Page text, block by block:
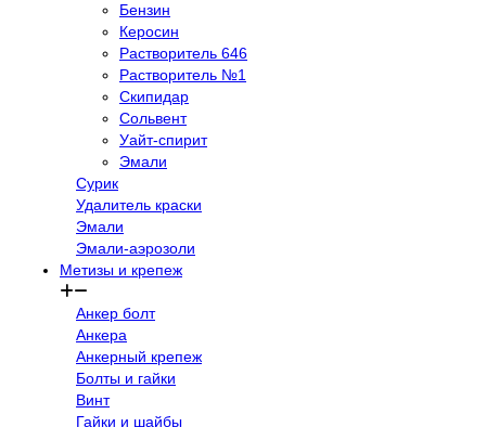
Бензин
Керосин
Растворитель 646
Растворитель №1
Скипидар
Сольвент
Уайт-спирит
Эмали
Сурик
Удалитель краски
Эмали
Эмали-аэрозоли
Метизы и крепеж
Анкер болт
Анкера
Анкерный крепеж
Болты и гайки
Винт
Гайки и шайбы